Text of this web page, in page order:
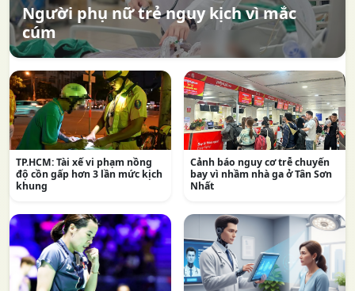
Người phụ nữ trẻ nguy kịch vì mắc
cúm
TP.HCM: Tài xế vi phạm nồng
độ cồn gấp hơn 3 lần mức kịch
khung
Cảnh báo nguy cơ trễ chuyến
bay vì nhầm nhà ga ở Tân Sơn
Nhất